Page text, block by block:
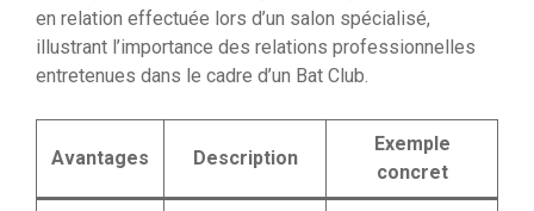
en relation effectuée lors d’un salon spécialisé,
illustrant l’importance des relations professionnelles
entretenues dans le cadre d’un Bat Club.
Avantages Description
Exemple
concret